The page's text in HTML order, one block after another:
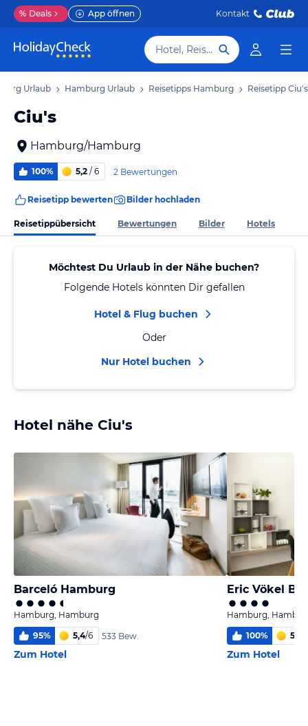
% Deals App öffnen Kontakt
Hotel, Reiseziel
Urlaub Hamburg Urlaub Reisetipps Hamburg Reisetipp Ciu's
Ciu's
Hamburg/Hamburg
100% 5,2 / 6 2 Bewertungen
Reisetipp bewerten Bilder hochladen
Reisetippübersicht Bewertungen Bilder Hotels
Möchtest Du Urlaub in der Nähe buchen?
Folgende Hotels könnten Dir gefallen
Hotel & Flug buchen
Oder
Nur Hotel buchen
Hotel nähe Ciu's
Barceló Hamburg
Hamburg, Hamburg
95% 5,4/6 533 Bew.
Zum Hotel
Hamburg,
100% 5,8
Zum Hotel